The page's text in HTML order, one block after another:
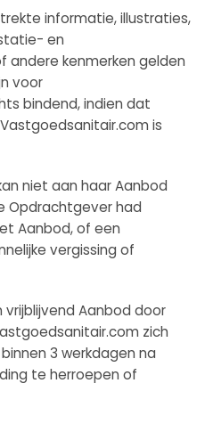
informatie, illustraties,
en
andere kenmerken gelden
voor
bindend, indien dat
is
niet aan haar Aanbod
Opdrachtgever had
Aanbod, of een
vergissing of
vrijblijvend Aanbod door
zich
3 werkdagen na
te herroepen of